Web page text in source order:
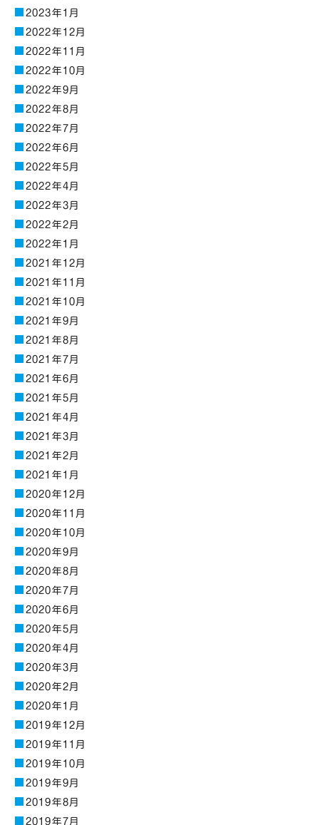
2023年1月
2022年12月
2022年11月
2022年10月
2022年9月
2022年8月
2022年7月
2022年6月
2022年5月
2022年4月
2022年3月
2022年2月
2022年1月
2021年12月
2021年11月
2021年10月
2021年9月
2021年8月
2021年7月
2021年6月
2021年5月
2021年4月
2021年3月
2021年2月
2021年1月
2020年12月
2020年11月
2020年10月
2020年9月
2020年8月
2020年7月
2020年6月
2020年5月
2020年4月
2020年3月
2020年2月
2020年1月
2019年12月
2019年11月
2019年10月
2019年9月
2019年8月
2019年7月